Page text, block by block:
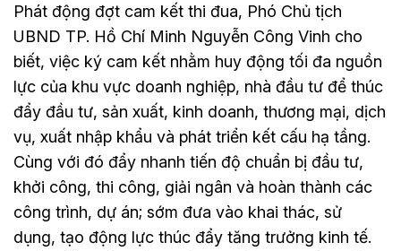
Phát động đợt cam kết thi đua, Phó Chủ tịch
UBND TP. Hồ Chí Minh Nguyễn Công Vinh cho
biết, việc ký cam kết nhằm huy động tối đa nguồn
lực của khu vực doanh nghiệp, nhà đầu tư để thúc
đẩy đầu tư, sản xuất, kinh doanh, thương mại, dịch
vụ, xuất nhập khẩu và phát triển kết cấu hạ tầng.
Cùng với đó đẩy nhanh tiến độ chuẩn bị đầu tư,
khởi công, thi công, giải ngân và hoàn thành các
công trình, dự án; sớm đưa vào khai thác, sử
dụng, tạo động lực thúc đẩy tăng trưởng kinh tế.